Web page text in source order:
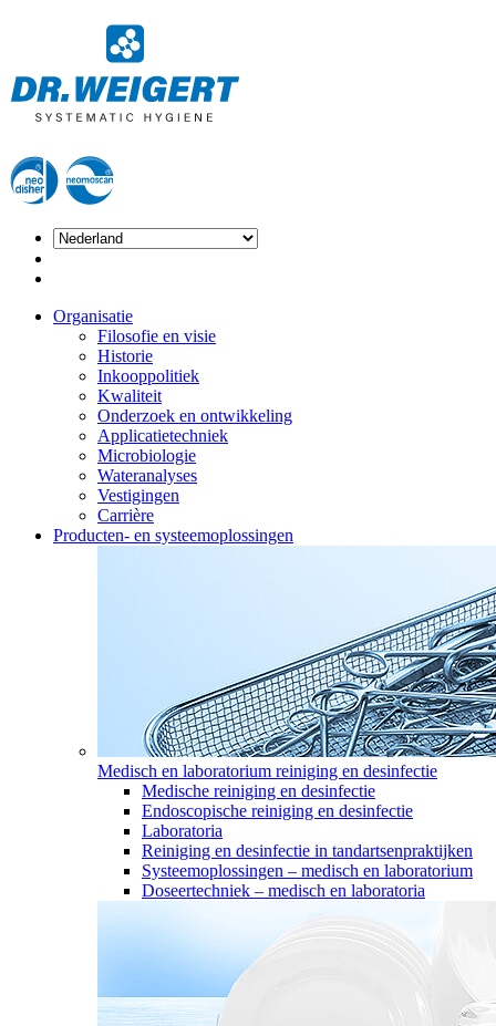
Organisatie
Filosofie en visie
Historie
Inkooppolitiek
Kwaliteit
Onderzoek en ontwikkeling
Applicatietechniek
Microbiologie
Wateranalyses
Vestigingen
Carrière
Producten- en systeemoplossingen
Medisch en laboratorium reiniging en desinfectie
Medische reiniging en desinfectie
Endoscopische reiniging en desinfectie
Laboratoria
Reiniging en desinfectie in tandartsenpraktijken
Systeemoplossingen – medisch en laboratorium
Doseertechniek – medisch en laboratoria